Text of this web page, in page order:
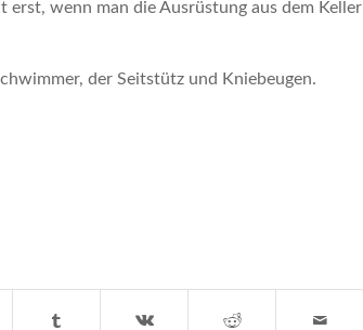
wenn man die Ausrüstung aus dem Keller
der Seitstütz und Kniebeugen.